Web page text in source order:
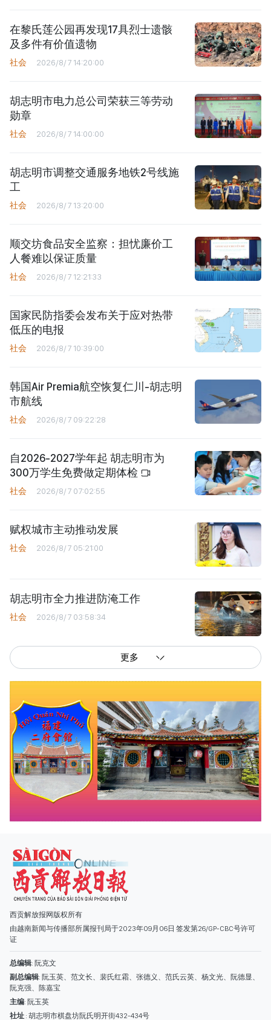
在黎氏莲公园再发现17具烈士遗骸
及多件有价值遗物
社会 2026/8/7 14:20:00
胡志明市电力总公司荣获三等劳动
勋章
社会 2026/8/7 14:00:00
胡志明市调整交通服务地铁2号线施
工
社会 2026/8/7 13:20:00
顺交坊食品安全监察：担忧廉价工
人餐难以保证质量
社会 2026/8/7 12:21:33
国家民防指委会发布关于应对热带
低压的电报
社会 2026/8/7 10:39:00
韩国Air Premia航空恢复仁川-胡志明
市航线
社会 2026/8/7 09:22:28
自2026-2027学年起 胡志明市为
300万学生免费做定期体检
社会 2026/8/7 07:02:55
赋权城市主动推动发展
社会 2026/8/7 05:21:00
胡志明市全力推进防淹工作
社会 2026/8/7 03:58:34
更多
西贡解放报网版权所有
由越南新闻与传播部所属报刊局于2023年09月06日 签发第26/GP-CBC号许可
副总编辑: 阮玉英、范文长、裴氏红霜、张德义、范氏云英、杨文光、阮德显、
阮克强、陈嘉宝
主编: 阮玉英
社址: 胡志明市棋盘坊阮氏明开街432-434号
总台: (028) 39294091 - 转 060
热线: 096.558.1888
编辑部: (028) 39294092 - 转 060
电子信箱
广告部
(028) 38334185
quangcaohoavan09@gmail.com;